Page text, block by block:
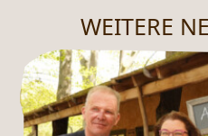
WEITERE
NEUES AUS DEM